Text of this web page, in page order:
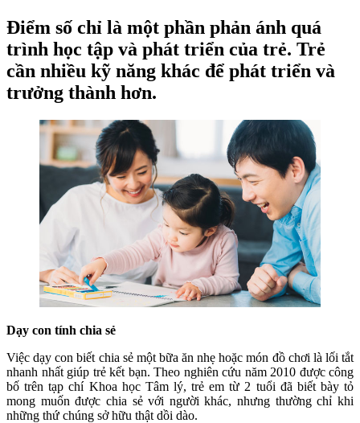
Điểm số chỉ là một phần phản ánh quá
trình học tập và phát triển của trẻ. Trẻ
cần nhiều kỹ năng khác để phát triển và
trưởng thành hơn.
Dạy con tính chia sẻ
Việc dạy con biết chia sẻ một bữa ăn nhẹ hoặc món đồ chơi là lối tắt
nhanh nhất giúp trẻ kết bạn. Theo nghiên cứu năm 2010 được công
bố trên tạp chí Khoa học Tâm lý, trẻ em từ 2 tuổi đã biết bày tỏ
mong muốn được chia sẻ với người khác, nhưng thường chỉ khi
những thứ chúng sở hữu thật dồi dào.